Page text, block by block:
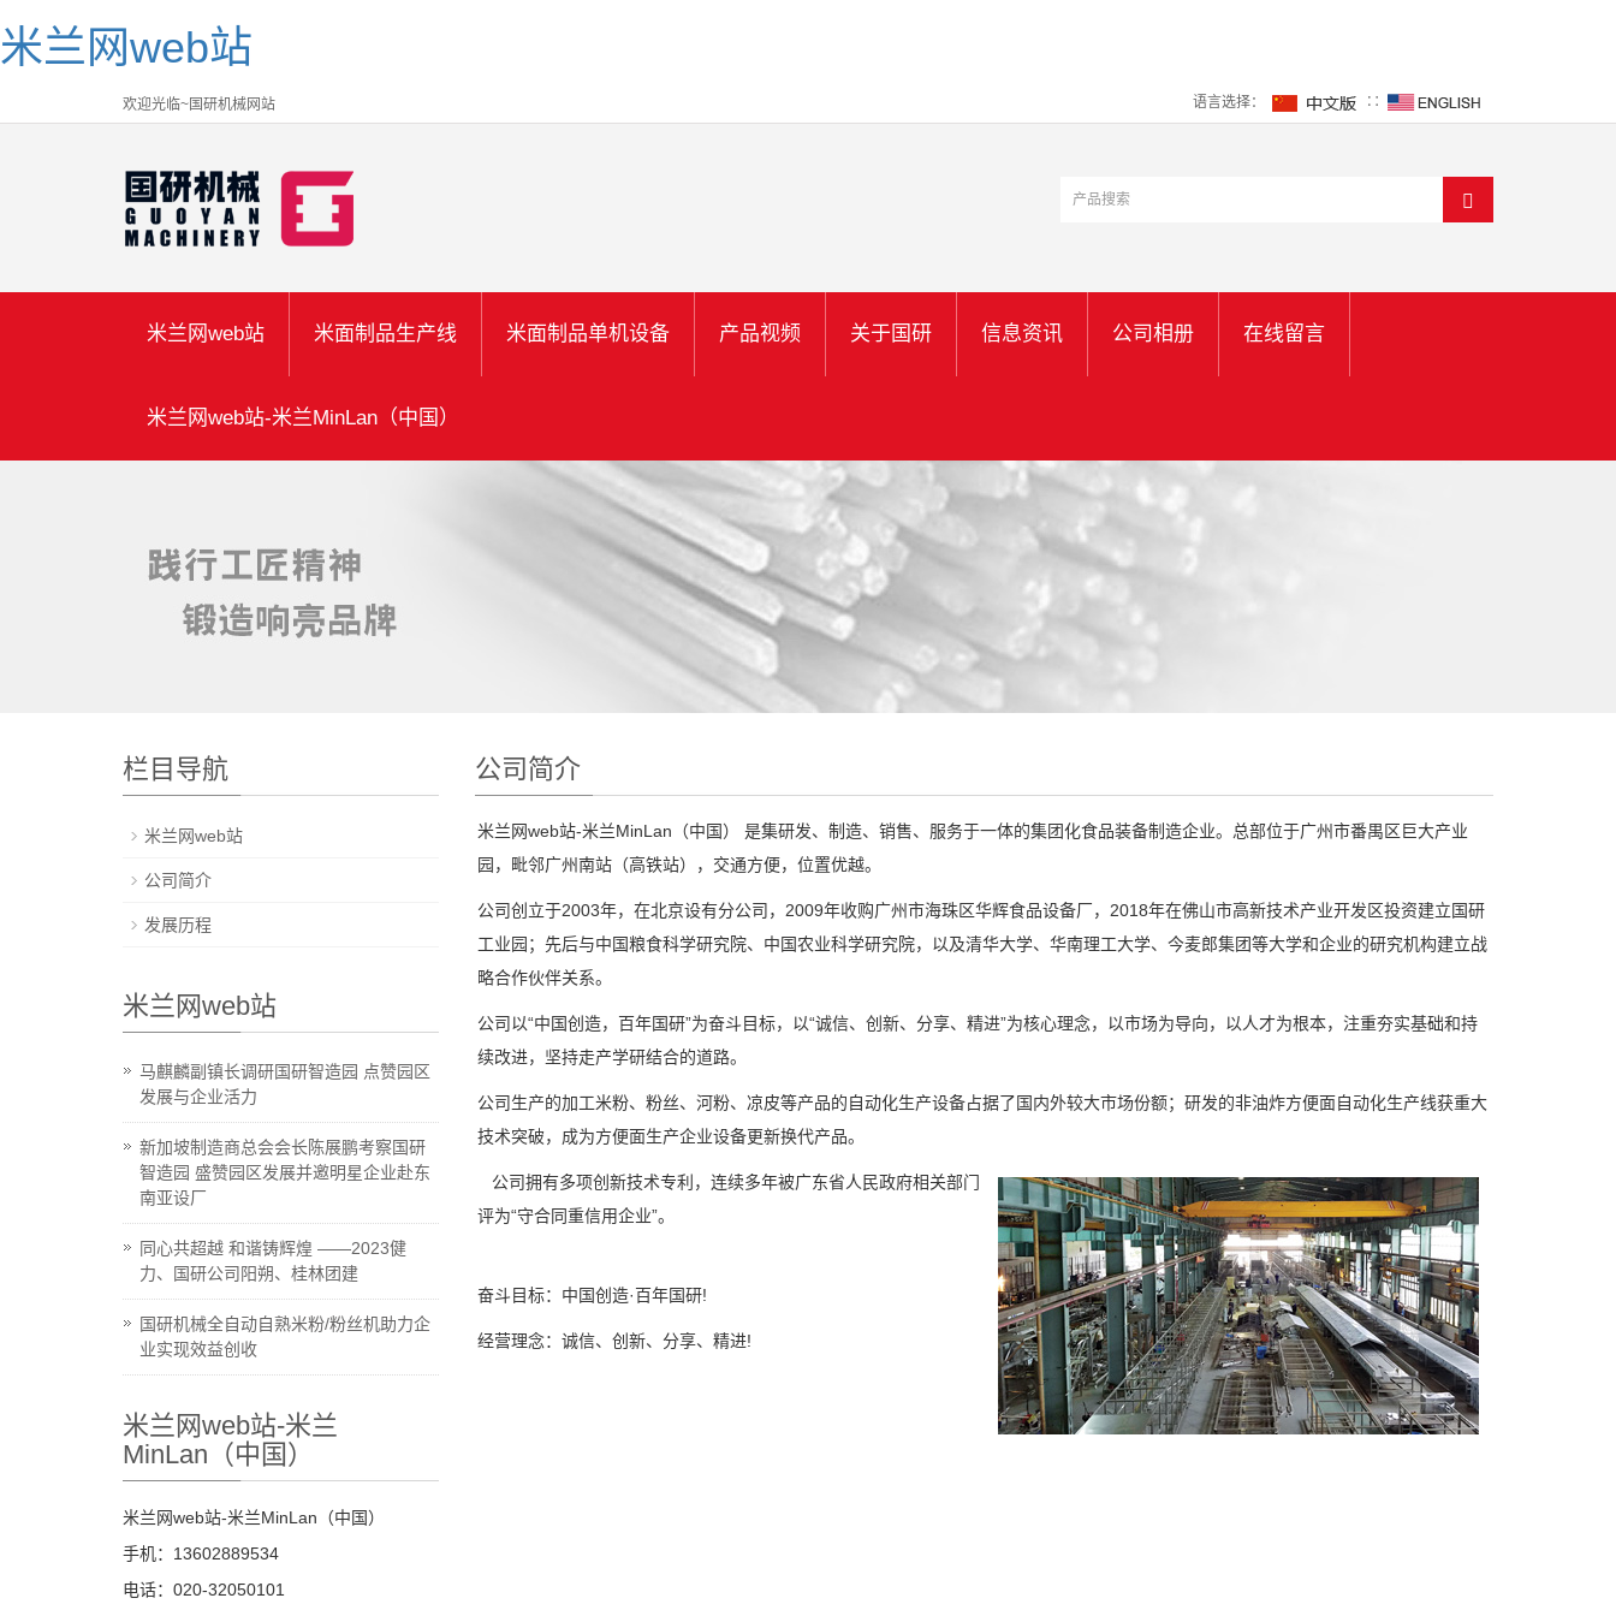
米兰网web站
欢迎光临~国研机械网站 语言选择： ∷
米兰网web站 米面制品生产线 米面制品单机设备 产品视频 关于国研 信息资讯 公司相册 在线留言
米兰网web站-米兰MinLan（中国）
公司简介
米兰网web站-米兰MinLan（中国） 是集研发、制造、销售、服务于一体的集团化食品装备制造企业。总部位于广州市番禺区巨大产业
园，毗邻广州南站（高铁站），交通方便，位置优越。
公司创立于2003年，在北京设有分公司，2009年收购广州市海珠区华辉食品设备厂，2018年在佛山市高新技术产业开发区投资建立国研
工业园；先后与中国粮食科学研究院、中国农业科学研究院，以及清华大学、华南理工大学、今麦郎集团等大学和企业的研究机构建立战
略合作伙伴关系。
公司以“中国创造，百年国研”为奋斗目标，以“诚信、创新、分享、精进”为核心理念，以市场为导向，以人才为根本，注重夯实基础和持
续改进，坚持走产学研结合的道路。
公司生产的加工米粉、粉丝、河粉、凉皮等产品的自动化生产设备占据了国内外较大市场份额；研发的非油炸方便面自动化生产线获重大
技术突破，成为方便面生产企业设备更新换代产品。
公司拥有多项创新技术专利，连续多年被广东省人民政府相关部门
评为“守合同重信用企业”。
奋斗目标：中国创造·百年国研!
经营理念：诚信、创新、分享、精进!
栏目导航
米兰网web站
公司简介
发展历程
米兰网web站
马麒麟副镇长调研国研智造园 点赞园区
发展与企业活力
新加坡制造商总会会长陈展鹏考察国研
智造园 盛赞园区发展并邀明星企业赴东
南亚设厂
同心共超越 和谐铸辉煌 ——2023健
力、国研公司阳朔、桂林团建
国研机械全自动自熟米粉/粉丝机助力企
业实现效益创收
米兰网web站-米兰
MinLan（中国）
米兰网web站-米兰MinLan（中国）
手机：13602889534
电话：020-32050101